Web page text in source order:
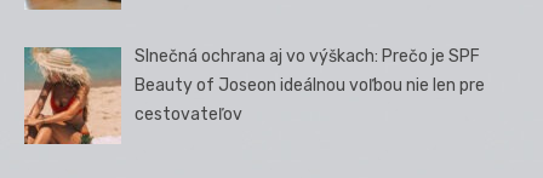
Slnečná ochrana aj vo výškach: Prečo je SPF
Beauty of Joseon ideálnou voľbou nie len pre
cestovateľov